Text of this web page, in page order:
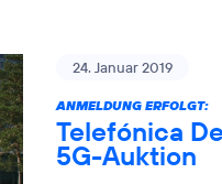
24. Januar 2019
ANMELDUNG ERFOLGT:
Telefónica
5G-Auktion